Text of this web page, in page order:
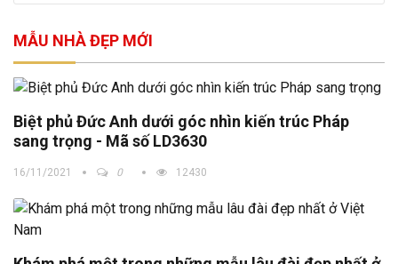
MẪU NHÀ ĐẸP MỚI
Biệt phủ Đức Anh dưới góc nhìn kiến trúc Pháp
sang trọng - Mã số LD3630
16/11/2021 0 12430